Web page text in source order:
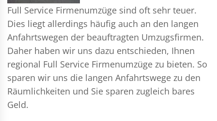
Full Service Firmenumzüge sind oft sehr teuer.
Dies liegt allerdings häufig auch an den langen
Anfahrtswegen der beauftragten Umzugsfirmen.
Daher haben wir uns dazu entschieden, Ihnen
regional Full Service Firmenumzüge zu bieten. So
sparen wir uns die langen Anfahrtswege zu den
Räumlichkeiten und Sie sparen zugleich bares
Geld.